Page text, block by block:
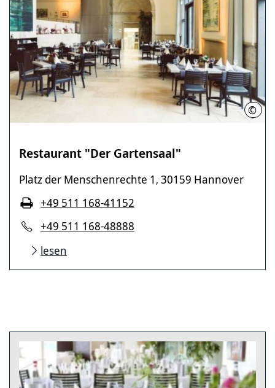
© LHH
Restaurant ­"Der Gartensaal"
Platz der Menschenrechte 1 , 30159 Hannover
+49 511 168-48888
+49 511 168-41152
lesen